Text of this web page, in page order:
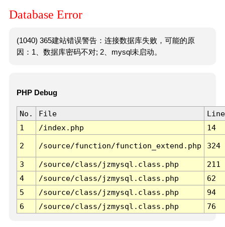
Database Error
(1040) 365建站错误警告：连接数据库失败，可能的原
因：1、数据库密码不对; 2、mysql未启动。
PHP Debug
No. File
Line
1
/index.php 14
2 /source/function/function_extend.php 324
3 /source/class/jzmysql.class.php
211
4
/source/class/jzmysql.class.php
62
5
/source/class/jzmysql.class.php
94
6
/source/class/jzmysql.class.php 76